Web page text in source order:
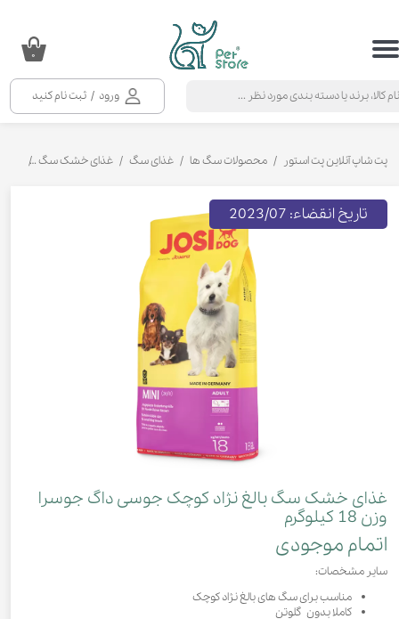
ورود / ثبت نام کنید
حساب کاربری من
خروج از حساب کاربری
۰
پت شاپ آنلاین پت استور محصولات سگ ها غذای سگ غذای خشک سگ
غذای خشک سگ بالغ نژاد کوچک جوسی داگ جوسرا
‌وزن 18 کیلوگرم
اتمام موجودی
سایر مشخصات:
مناسب برای سگ های بالغ نژاد کوچک
کاملا بدون گلوتن
تاریخ انقضاء: 2023/07